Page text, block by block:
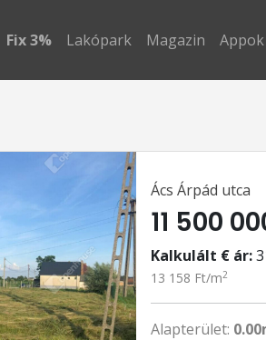
Fix 3% Lakópark Magazin Appok
Ács Árpád utca
11 500
Kalkulált € ár:
13 158 Ft/m2
Alapterület: